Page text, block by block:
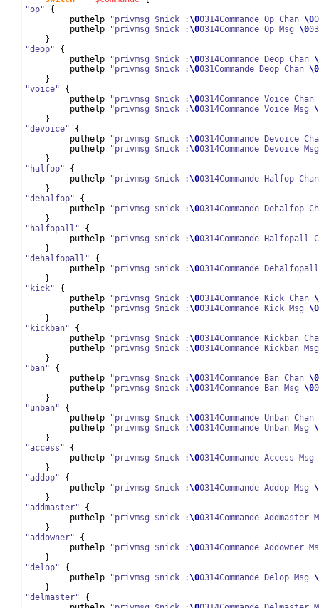
"op"
{
         puthelp
"privmsg $nick :\00314Commande Op Chan \0
         puthelp
"privmsg $nick :\00314Commande Op Msg \0
}
"deop"
{
         puthelp
"privmsg $nick :\00314Commande Deop Chan
         puthelp
"privmsg $nick :\0031Commande Deop Chan \0
}
"voice"
{
         puthelp
"privmsg $nick :\00314Commande Voice Chan
         puthelp
"privmsg $nick :\00314Commande Voice Msg
}
"devoice"
{
         puthelp
"privmsg $nick :\00314Commande Devoice
         puthelp
"privmsg $nick :\00314Commande Devoice
}
"halfop"
{
         puthelp
"privmsg $nick :\00314Commande Halfop
}
"dehalfop"
{
         puthelp
"privmsg $nick :\00314Commande Dehalfop
}
"halfopall"
{
         puthelp
"privmsg $nick :\00314Commande Halfopall
}
"dehalfopall"
{
         puthelp
"privmsg $nick :\00314Commande
}
"kick"
{
         puthelp
"privmsg $nick :\00314Commande Kick Chan
         puthelp
"privmsg $nick :\00314Commande Kick Msg \0
}
"kickban"
{
         puthelp
"privmsg $nick :\00314Commande Kickban
         puthelp
"privmsg $nick :\00314Commande Kickban
}
"ban"
{
         puthelp
"privmsg $nick :\00314Commande Ban Chan \0
         puthelp
"privmsg $nick :\00314Commande Ban Msg \0
}
"unban"
{
         puthelp
"privmsg $nick :\00314Commande Unban Chan
         puthelp
"privmsg $nick :\00314Commande Unban Msg
}
"access"
{
         puthelp
"privmsg $nick :\00314Commande Access Msg
}
"addop"
{
         puthelp
"privmsg $nick :\00314Commande Addop Msg
}
"addmaster"
{
         puthelp
"privmsg $nick :\00314Commande Addmaster
}
"addowner"
{
         puthelp
"privmsg $nick :\00314Commande Addowner
}
"delop"
{
         puthelp
"privmsg $nick :\00314Commande Delop Msg
}
"delmaster"
{